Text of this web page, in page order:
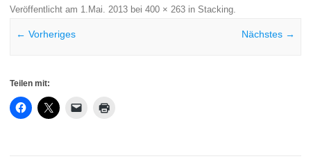
Veröffentlicht am 1.Mai. 2013 bei 400 × 263 in Stacking.
← Vorheriges Nächstes →
Teilen mit: